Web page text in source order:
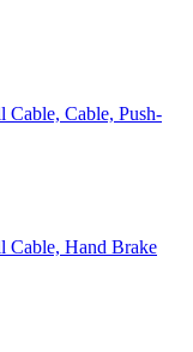
Cable, Cable, Push-
Cable, Hand Brake